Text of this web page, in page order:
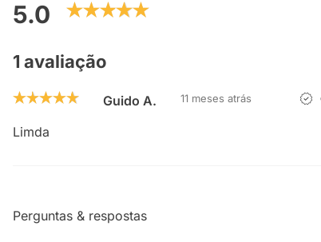
5.0
1 avaliação
Guido A. 11 meses atrás
Limda
Perguntas & respostas